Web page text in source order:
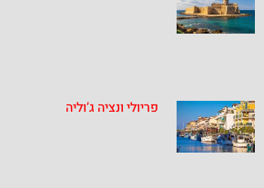
פריולי ונציה ג’וליה